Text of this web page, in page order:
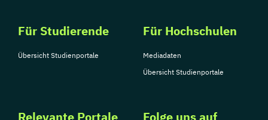
Für Studierende
Übersicht Studienportale
Für Hochschulen
Mediadaten
Übersicht Studienportale